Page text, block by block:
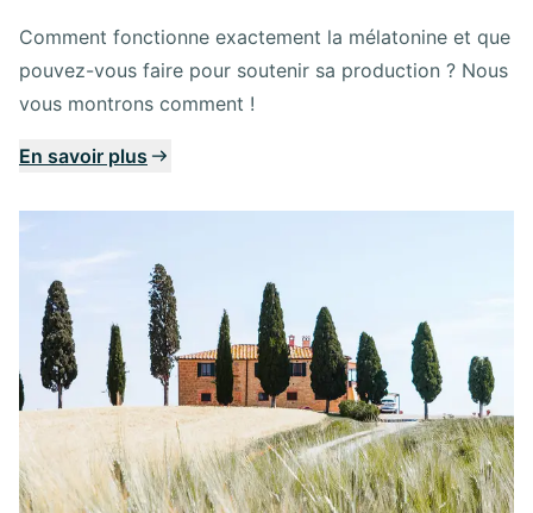
Comment fonctionne exactement la mélatonine et que
pouvez-vous faire pour soutenir sa production ? Nous
vous montrons comment !
En savoir plus